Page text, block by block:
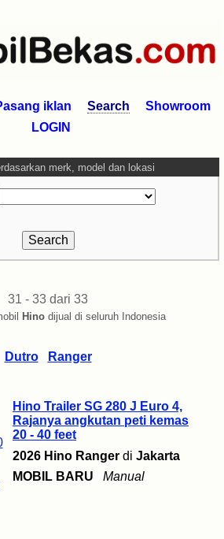
iklan Search
Showroom
LOGIN
merk, model dan lokasi
31 - 33 dari 33
Hinodijual di seluruh Indonesia
Dutro Ranger
Hino Trailer SG 280 J Euro 4,
Rajanya angkutan peti kemas
20 - 40 feet
2026 Hino Ranger di Jakarta
MOBIL BARU
Manual